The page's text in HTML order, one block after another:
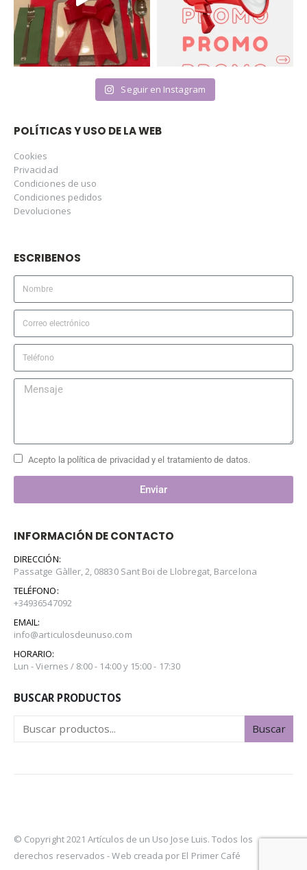
Seguir en Instagram
POLÍTICAS Y USO DE LA WEB
Cookies
Privacidad
Condiciones de uso
Condiciones pedidos
Devoluciones
ESCRIBENOS
Acepto la política de privacidad y el tratamiento de datos.
Enviar
INFORMACIÓN DE CONTACTO
DIRECCIÓN:
Passatge Gàller, 2, 08830 Sant Boi de Llobregat, Barcelona
TELÉFONO:
+34936547092
EMAIL:
info@articulosdeunuso.com
HORARIO:
Lun - Viernes / 8:00 - 14:00 y 15:00 - 17:30
BUSCAR PRODUCTOS
Buscar
© Copyright 2021 Artículos de un Uso Jose Luis. Todos los
derechos reservados -Web creada por El Primer Café